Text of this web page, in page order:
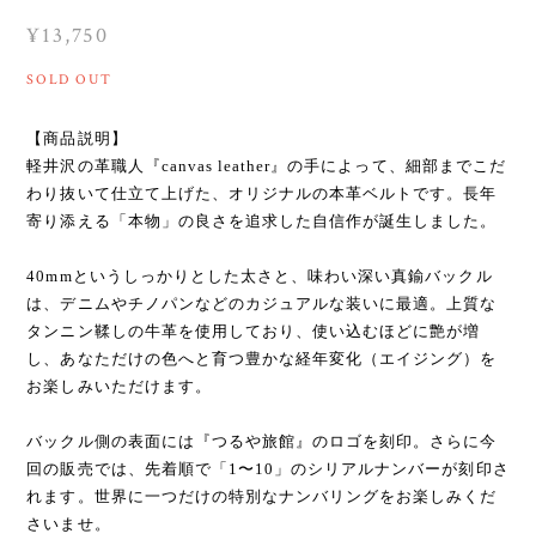
¥13,750
SOLD OUT
【商品説明】
軽井沢の革職人『canvas leather』の手によって、細部までこだ
わり抜いて仕立て上げた、オリジナルの本革ベルトです。長年
寄り添える「本物」の良さを追求した自信作が誕生しました。
40mmというしっかりとした太さと、味わい深い真鍮バックル
は、デニムやチノパンなどのカジュアルな装いに最適。上質な
タンニン鞣しの牛革を使用しており、使い込むほどに艶が増
し、あなただけの色へと育つ豊かな経年変化（エイジング）を
お楽しみいただけます。
バックル側の表面には『つるや旅館』のロゴを刻印。さらに今
回の販売では、先着順で「1〜10」のシリアルナンバーが刻印さ
れます。世界に一つだけの特別なナンバリングをお楽しみくだ
さいませ。